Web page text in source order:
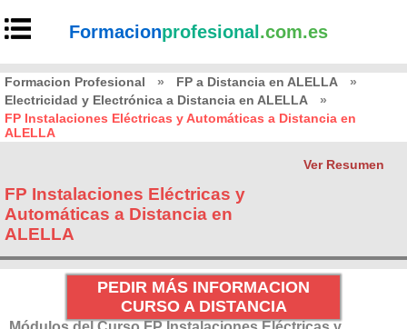
Formacionprofesional .com.es
Formacion Profesional » FP a Distancia en ALELLA
»
Electricidad y Electrónica a Distancia en ALELLA
»
FP Instalaciones Eléctricas y Automáticas a Distancia en
ALELLA
Ver Resumen
FP Instalaciones Eléctricas y
Automáticas a Distancia en
ALELLA
PEDIR MÁS INFORMACION
CURSO A DISTANCIA